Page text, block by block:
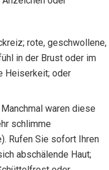
rote, geschwollene,
in der Brust oder im
Heiserkeit; oder
waren diese
schlimme
Rufen Sie sofort Ihren
abschälende Haut;